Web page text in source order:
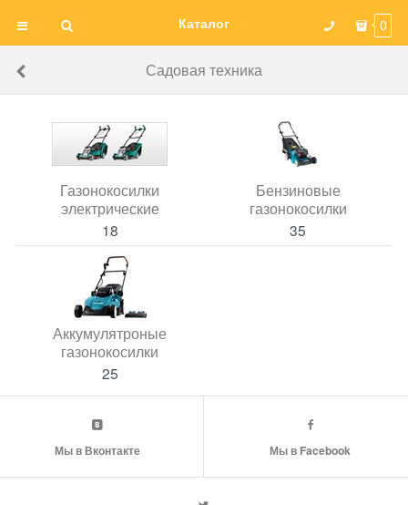
Каталог 0
Садовая техника
Газонокосилки
электрические
18
Бензиновые
газонокосилки
35
Аккумулятроные
газонокосилки
25
Мы в Вконтакте Мы в Facebook